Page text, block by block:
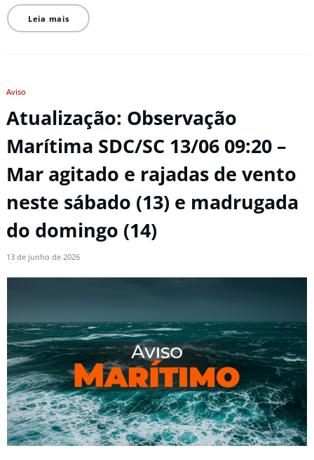
Leia mais
Aviso
Atualização: Observação
Marítima SDC/SC 13/06 09:20 –
Mar agitado e rajadas de vento
neste sábado (13) e madrugada
do domingo (14)
13 de junho de 2026